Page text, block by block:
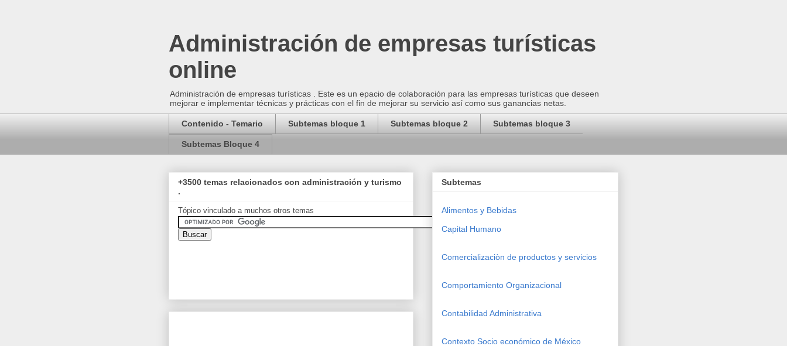
Administración de empresas turísticas
online
Administración de empresas turísticas . Este es un epacio de colaboración para las empresas turísticas que deseen
mejorar e implementar técnicas y prácticas con el fin de mejorar su servicio así como sus ganancias netas.
Contenido - Temario Subtemas bloque 1 Subtemas bloque 2 Subtemas bloque 3
Subtemas Bloque 4
+3500 temas relacionados con administración y turismo
.
Tópico vinculado a muchos otros temas
Subtemas
Alimentos y Bebidas
Capital Humano
Comercializaciòn de productos y servicios
Comportamiento Organizacional
Contabilidad Administrativa
Contexto Socio económico de México